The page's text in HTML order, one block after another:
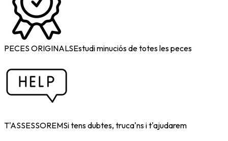
PECES ORIGINALSEstudi minuciós de totes les peces
T'ASSESSOREMSi tens dubtes, truca'ns i t'ajudarem